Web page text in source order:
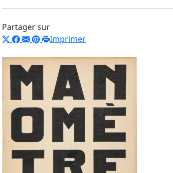
Partager sur
Imprimer